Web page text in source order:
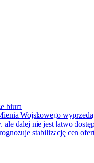
biura
Wojskowego
dalej nie jest łatwo
stabilizację cen